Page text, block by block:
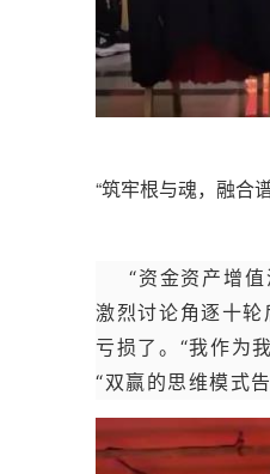
“筑牢根与魂，融合
“资金资产增
激烈讨论角逐十
亏损了。“我作为
“双赢的思维模式